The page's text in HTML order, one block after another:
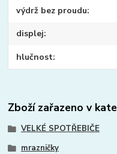
výdrž bez proudu
displej
hlučnost
Zboží zařazeno v
VELKÉ SPOTŘEBIČE
mrazničky